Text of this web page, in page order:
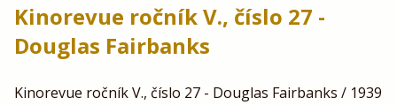
Kinorevue ročník V., číslo 27 -
Douglas Fairbanks
Kinorevue ročník V., číslo 27 - Douglas Fairbanks / 1939